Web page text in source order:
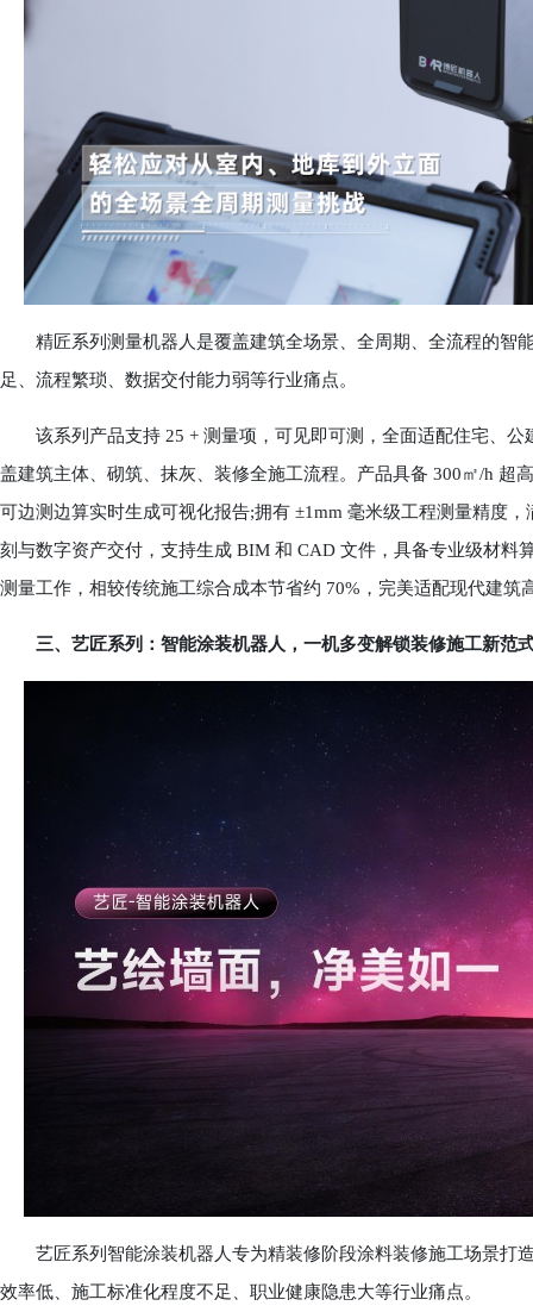
精匠系列测量机器人是覆盖建筑全场景、全周期、全流程的智
足、流程繁琐、数据交付能力弱等行业痛点。
该系列产品支持 25 + 测量项，可见即可测，全面适配住宅、公
盖建筑主体、砌筑、抹灰、装修全施工流程。产品具备 300㎡/h 超
可边测边算实时生成可视化报告;拥有 ±1mm 毫米级工程测量精度
刻与数字资产交付，支持生成 BIM 和 CAD 文件，具备专业级材料
测量工作，相较传统施工综合成本节省约 70%，完美适配现代建筑
三、艺匠系列：智能涂装机器人，一机多变解锁装修施工新范
艺匠系列智能涂装机器人专为精装修阶段涂料装修施工场景打
效率低、施工标准化程度不足、职业健康隐患大等行业痛点。